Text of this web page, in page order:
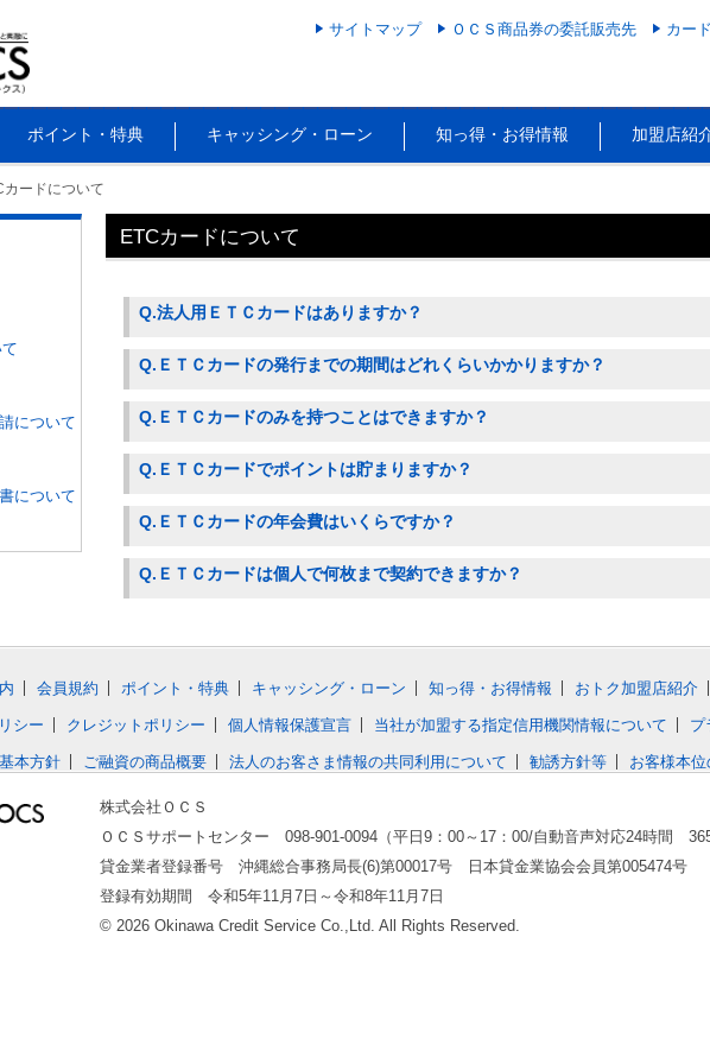
サイトマップ ＯＣＳ商品券の委託販売先 カー
ポイント・特典 キャッシング・ローン 知っ得・お得情報 加盟店紹
カードについて
ETCカードについて
Q.法人用ＥＴＣカードはありますか？
Q.ＥＴＣカードの発行までの期間はどれくらいかかりますか？
Q.ＥＴＣカードのみを持つことはできますか？
Q.ＥＴＣカードでポイントは貯まりますか？
Q.ＥＴＣカードの年会費はいくらですか？
Q.ＥＴＣカードは個人で何枚まで契約できますか？
について
について
会員規約 ポイント・特典 キャッシング・ローン 知っ得・お得情報 おトク加盟店紹介
シー クレジットポリシー 個人情報保護宣言 当社が加盟する指定信用機関情報について プ
本方針 ご融資の商品概要 法人のお客さま情報の共同利用について 勧誘方針等 お客様本位
株式会社ＯＣＳ
ＯＣＳサポートセンター 098-901-0094（平日9：00～17：00/自動音声対応24時間 365
貸金業者登録番号 沖縄総合事務局長(6)第00017号 日本貸金業協会会員第005474号
登録有効期間 令和5年11月7日～令和8年11月7日
© 2026 Okinawa Credit Service Co.,Ltd. All Rights Reserved.